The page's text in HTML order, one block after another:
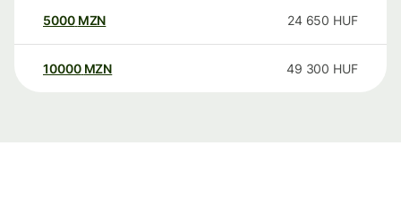
5000 MZN 24 650 HUF
10000 MZN 49 300 HUF